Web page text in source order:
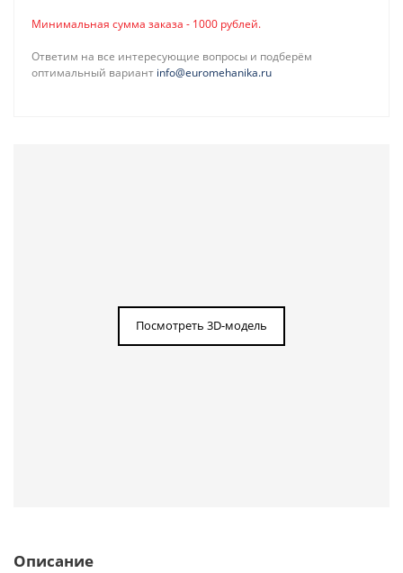
Минимальная сумма заказа - 1000 рублей.
Ответим на все интересующие вопросы и подберём
оптимальный вариант info@euromehanika.ru
Посмотреть 3D-модель
Описание